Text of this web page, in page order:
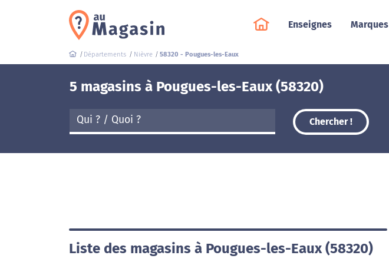
Enseignes Marques
Départements Nièvre 58320 - Pougues-les-Eaux
5 magasins à Pougues-les-Eaux (58320)
Chercher !
Liste des magasins à Pougues-les-Eaux (58320)